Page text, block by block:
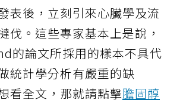
表後，立刻引來心臟學及流
伐。這些專家基本上是說，
的論文所採用的樣本不具代
統計學分析有嚴重的缺
看全文，那就請點擊膽固醇